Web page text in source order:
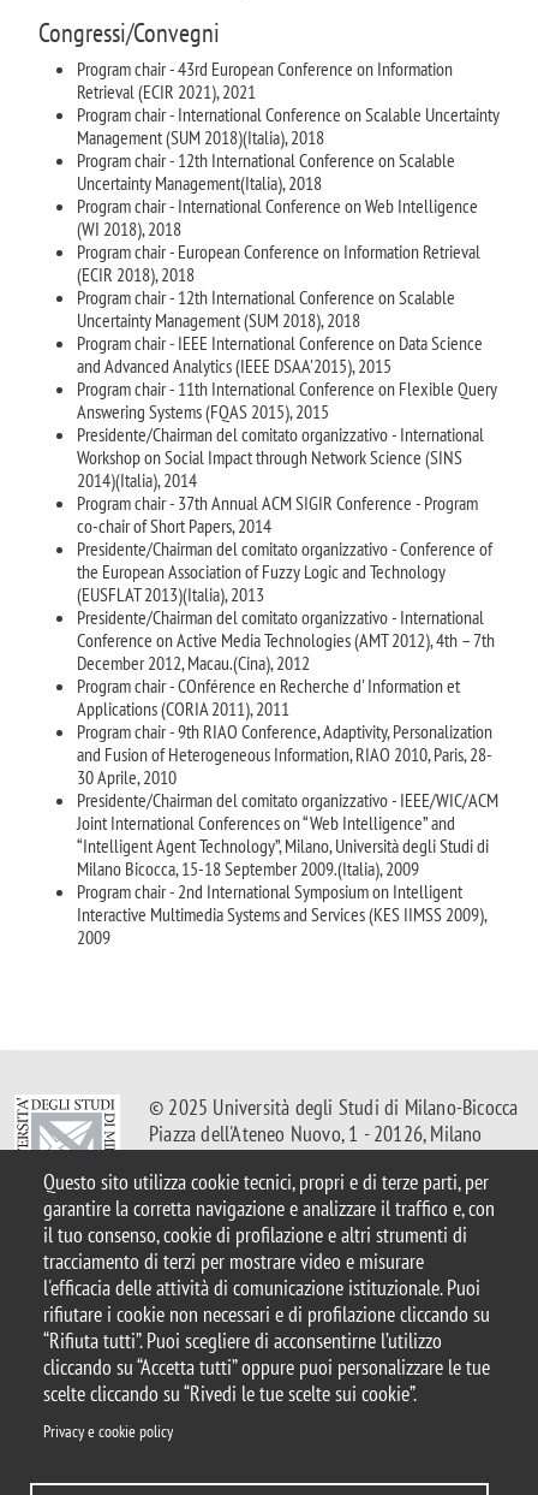
Questo sito utilizza cookie tecnici, propri e di terze parti, per
garantire la corretta navigazione e analizzare il traffico e, con
il tuo consenso, cookie di profilazione e altri strumenti di
tracciamento di terzi per mostrare video e misurare
l'efficacia delle attività di comunicazione istituzionale. Puoi
rifiutare i cookie non necessari e di profilazione cliccando su
“Rifiuta tutti”. Puoi scegliere di acconsentirne l’utilizzo
cliccando su “Accetta tutti” oppure puoi personalizzare le tue
scelte cliccando su “Rivedi le tue scelte sui cookie”.
Privacy e cookie policy
Congressi/Convegni
Program chair - 43rd European Conference on Information
Retrieval (ECIR 2021), 2021
Program chair - International Conference on Scalable Uncertainty
Management (SUM 2018)(Italia), 2018
Program chair - 12th International Conference on Scalable
Uncertainty Management(Italia), 2018
Program chair - International Conference on Web Intelligence
(WI 2018), 2018
Program chair - European Conference on Information Retrieval
(ECIR 2018), 2018
Program chair - 12th International Conference on Scalable
Uncertainty Management (SUM 2018), 2018
Program chair - IEEE International Conference on Data Science
and Advanced Analytics (IEEE DSAA'2015), 2015
Program chair - 11th International Conference on Flexible Query
Answering Systems (FQAS 2015), 2015
Presidente/Chairman del comitato organizzativo - International
Workshop on Social Impact through Network Science (SINS
2014)(Italia), 2014
Program chair - 37th Annual ACM SIGIR Conference - Program
co-chair of Short Papers, 2014
Presidente/Chairman del comitato organizzativo - Conference of
the European Association of Fuzzy Logic and Technology
(EUSFLAT 2013)(Italia), 2013
Presidente/Chairman del comitato organizzativo - International
Conference on Active Media Technologies (AMT 2012), 4th – 7th
December 2012, Macau.(Cina), 2012
Program chair - COnférence en Recherche d' Information et
Applications (CORIA 2011), 2011
Program chair - 9th RIAO Conference, Adaptivity, Personalization
and Fusion of Heterogeneous Information, RIAO 2010, Paris, 28-
30 Aprile, 2010
Presidente/Chairman del comitato organizzativo - IEEE/WIC/ACM
Joint International Conferences on “Web Intelligence” and
“Intelligent Agent Technology”, Milano, Università degli Studi di
Milano Bicocca, 15-18 September 2009.(Italia), 2009
Program chair - 2nd International Symposium on Intelligent
Interactive Multimedia Systems and Services (KES IIMSS 2009),
2009
© 2025 Università degli Studi di Milano-Bicocca
Piazza dell'Ateneo Nuovo, 1 - 20126, Milano
P.I. 12621570154 |Contattaci
Note legali Privacy Protezione dei Dati Personali
Amministrazione trasparente Dichiarazione di accessibilità
Mappa del sito
Rivedi le tue scelte sui cookie
Statistiche
Privacy e cookie policy
DIPARTIMENTI
COMUNICAZIONE